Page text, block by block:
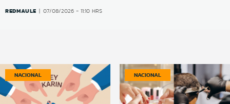
REDMAULE 07/08/2026 - 11:10 HRS
NACIONAL NACIONAL